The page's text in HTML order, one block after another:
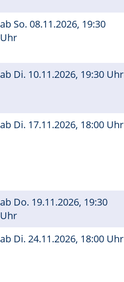
ab So. 08.11.2026, 19:30
Uhr
ab Di. 10.11.2026, 19:30 Uhr
ab Di. 17.11.2026, 18:00 Uhr
ab Do. 19.11.2026, 19:30
Uhr
ab Di. 24.11.2026, 18:00 Uhr